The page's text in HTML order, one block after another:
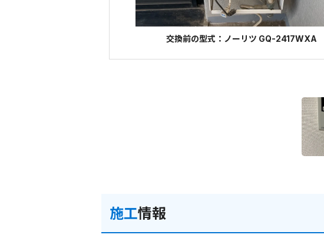
交換前の型式：ノーリツ GQ-2417WXA
施工情報